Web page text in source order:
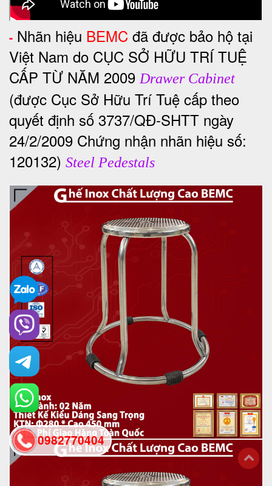
- Nhãn hiệu BEMC đã được bảo hộ tại
Việt Nam do CỤC SỞ HỮU TRÍ TUỆ
CẤP TỪ NĂM 2009Drawer Cabinet
(được Cục Sở Hữu Trí Tuệ cấp theo
quyết định số 3737/QĐ-SHTT ngày
24/2/2009 Chứng nhận nhãn hiệu số:
120132) Steel Pedestals
0982770404